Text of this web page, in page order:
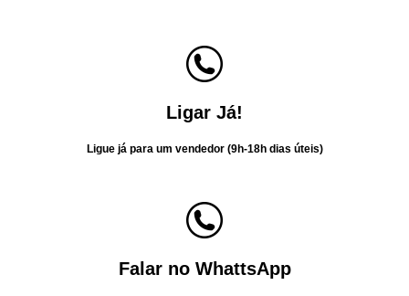
Ligar Já!
Ligue já para um vendedor (9h-18h dias úteis)
Falar no WhattsApp